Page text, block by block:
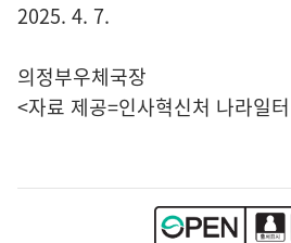
2025. 4. 7.
의정부우체국장
<자료 제공=인사혁신처 나라일터